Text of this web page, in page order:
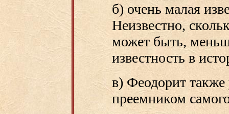
б) очень малая
Неизвестно,
может быть,
известность в
в) Феодорит также
преемником